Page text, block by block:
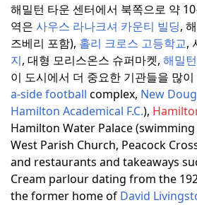
해밀턴 타운 센터에서 북쪽으로 약
역은 사우스 라나크셔 카운티 빌딩,
즈베리 포함), 홀리 크로스 고등학교,
지, 대형 모리스온스 슈퍼마켓, 해밀
이 도시에서 더 중요한 기관들을 많
a-side football complex, New
Hamilton Academical F.C.),
Hamilton Water Palace
West Parish Church, Peacock
and restaurants and takeaways
Cream parlour dating from the
the former home of David